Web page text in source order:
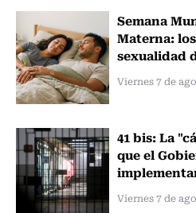
Semana
Materna:
sexualidad
Viernes 7 de
41 bis: La
que el
Viernes 7 de